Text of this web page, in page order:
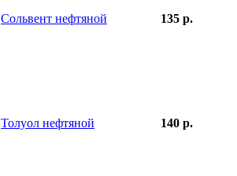
Сольвент нефтяной 135 р.
Толуол нефтяной 140 р.